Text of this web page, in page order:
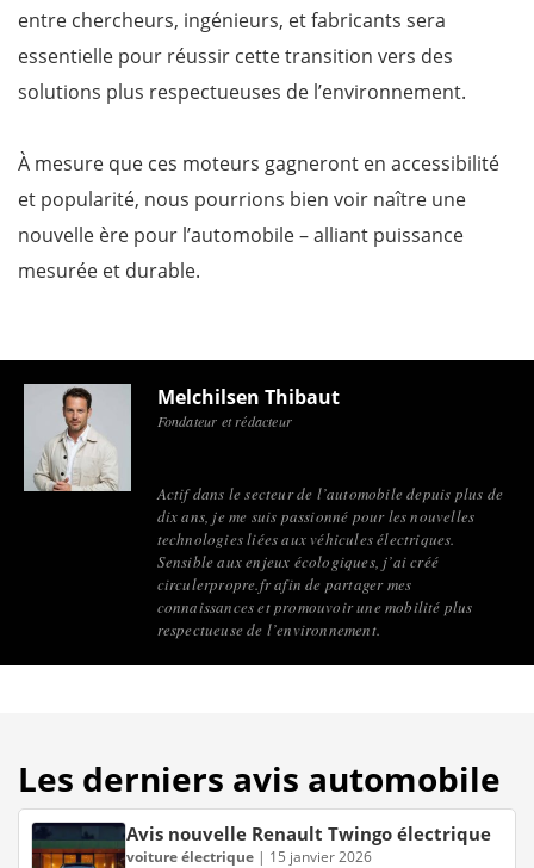
entre chercheurs, ingénieurs, et fabricants sera
essentielle pour réussir cette transition vers des
solutions plus respectueuses de l’environnement.
À mesure que ces moteurs gagneront en accessibilité
et popularité, nous pourrions bien voir naître une
nouvelle ère pour l’automobile – alliant puissance
mesurée et durable.
Melchilsen Thibaut
Fondateur et rédacteur
Actif dans le secteur de l’automobile depuis plus de
dix ans, je me suis passionné pour les nouvelles
technologies liées aux véhicules électriques.
Sensible aux enjeux écologiques, j’ai créé
circulerpropre.fr afin de partager mes
connaissances et promouvoir une mobilité plus
respectueuse de l’environnement.
Les derniers avis automobile
Avis nouvelle Renault Twingo électrique
voiture électrique | 15 janvier 2026